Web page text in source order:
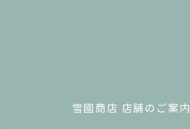
雪國商店 店舗のご案内